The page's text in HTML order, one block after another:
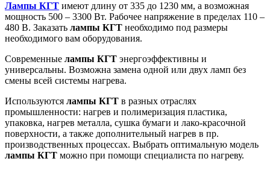
Лампы КГТ имеют длину от 335 до 1230 мм, а возможная
мощность 500 – 3300 Вт. Рабочее напряжение в пределах 110 –
480 В. Заказать лампы КГТ необходимо под размеры
необходимого вам оборудования.
Современные лампы КГТ энергоэффективны и
универсальны. Возможна замена одной или двух ламп без
смены всей системы нагрева.
Используются лампы КГТ в разных отраслях
промышленности: нагрев и полимеризация пластика,
упаковка, нагрев металла, сушка бумаги и лако-красочной
поверхности, а также дополнительный нагрев в пр.
производственных процессах. Выбрать оптимальную модель
лампы КГТ можно при помощи специалиста по нагреву.